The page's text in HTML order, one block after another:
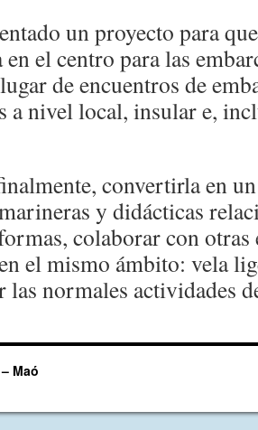
un proyecto para
el centro para las
de encuentros de
a nivel local, insular e,
convertirla en
y didácticas
colaborar con
el mismo ámbito: vela
normales actividades
Maó